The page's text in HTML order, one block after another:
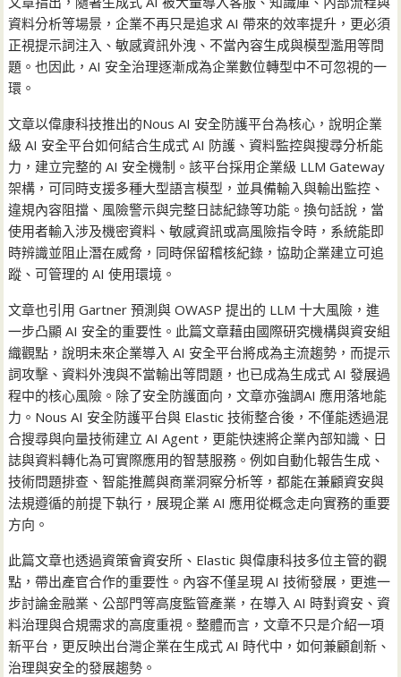
資料分析等場景，企業不再只是追求 AI 帶來的效率提升，更必須
正視提示詞注入、敏感資訊外洩、不當內容生成與模型濫用等問
題。也因此，AI 安全治理逐漸成為企業數位轉型中不可忽視的一
環。
文章以偉康科技推出的Nous AI 安全防護平台為核心，說明企業
級 AI 安全平台如何結合生成式 AI 防護、資料監控與搜尋分析能
力，建立完整的 AI 安全機制。該平台採用企業級 LLM Gateway
架構，可同時支援多種大型語言模型，並具備輸入與輸出監控、
違規內容阻擋、風險警示與完整日誌紀錄等功能。換句話說，當
使用者輸入涉及機密資料、敏感資訊或高風險指令時，系統能即
時辨識並阻止潛在威脅，同時保留稽核紀錄，協助企業建立可追
蹤、可管理的 AI 使用環境。
文章也引用 Gartner 預測與 OWASP 提出的 LLM 十大風險，進
一步凸顯 AI 安全的重要性。此篇文章藉由國際研究機構與資安組
織觀點，說明未來企業導入 AI 安全平台將成為主流趨勢，而提示
詞攻擊、資料外洩與不當輸出等問題，也已成為生成式 AI 發展過
程中的核心風險。除了安全防護面向，文章亦強調AI 應用落地能
力。Nous AI 安全防護平台與 Elastic 技術整合後，不僅能透過混
合搜尋與向量技術建立 AI Agent，更能快速將企業內部知識、日
誌與資料轉化為可實際應用的智慧服務。例如自動化報告生成、
技術問題排查、智能推薦與商業洞察分析等，都能在兼顧資安與
法規遵循的前提下執行，展現企業 AI 應用從概念走向實務的重要
方向。
此篇文章也透過資策會資安所、Elastic 與偉康科技多位主管的觀
點，帶出產官合作的重要性。內容不僅呈現 AI 技術發展，更進一
步討論金融業、公部門等高度監管產業，在導入 AI 時對資安、資
料治理與合規需求的高度重視。整體而言，文章不只是介紹一項
新平台，更反映出台灣企業在生成式 AI 時代中，如何兼顧創新、
治理與安全的發展趨勢。